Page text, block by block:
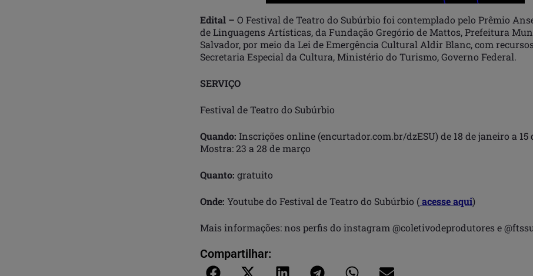
Edital – O Festival de Teatro do Subúrbio foi contemplado pelo Prêmio
de Linguagens Artísticas, da Fundação Gregório de Mattos, Prefeitura
Salvador, por meio da Lei de Emergência Cultural Aldir Blanc, com
Secretaria Especial da Cultura, Ministério do Turismo, Governo Federal.
SERVIÇO
Festival de Teatro do Subúrbio
Quando: Inscrições online (encurtador.com.br/dzESU) de 18 de janeiro a 15
Mostra: 23 a 28 de março
Quanto: gratuito
Onde: Youtube do Festival de Teatro do Subúrbio (acesse aqui)
Mais informações: nos perfis do instagram @coletivodeprodutores e
Compartilhar: